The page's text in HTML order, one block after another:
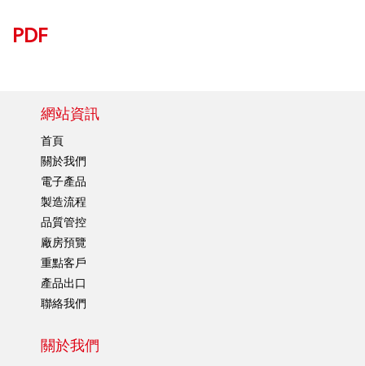
PDF
網站資訊
首頁
關於我們
電子產品
製造流程
品質管控
廠房預覽
重點客戶
產品出口
聯絡我們
關於我們